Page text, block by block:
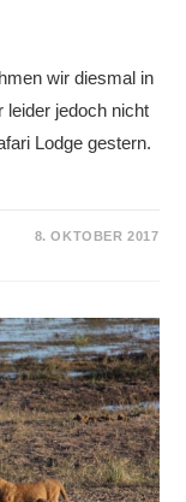
wir diesmal in
leider jedoch nicht
Lodge gestern.
8. OKTOBER 2017